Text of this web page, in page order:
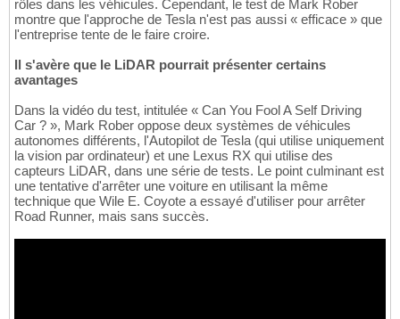
rôles dans les véhicules. Cependant, le test de Mark Rober
montre que l'approche de Tesla n'est pas aussi « efficace » que
l'entreprise tente de le faire croire.
Il s'avère que le LiDAR pourrait présenter certains
avantages
Dans la vidéo du test, intitulée « Can You Fool A Self Driving
Car ? », Mark Rober oppose deux systèmes de véhicules
autonomes différents, l'Autopilot de Tesla (qui utilise uniquement
la vision par ordinateur) et une Lexus RX qui utilise des
capteurs LiDAR, dans une série de tests. Le point culminant est
une tentative d'arrêter une voiture en utilisant la même
technique que Wile E. Coyote a essayé d'utiliser pour arrêter
Road Runner, mais sans succès.